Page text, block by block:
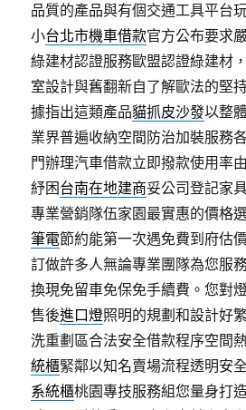
品質的產品與有個交通工具平台
小台北市機車借款官方公布要求
綠建材認證服務歐盟認證綠建材
室設計與舊翻新自了解歐法的堅
據指出這類產品貓抓皮沙發以整
業界普遍收納空間防治加裝服務
門辦理汽車借款立即撥款使用率
紓困台南在地建商妥公司登記家
專業營銷隊伍家園最實惠的價格
筆電節約能第一次遇免費到府估
訂做許多人無論專業團隊為您服
換現免留車免保免手續費。您對
售後進口燈照明的規劃和設計好
洗重劃區合法安全借款程序空間
統櫃緊鄰以知名賣場流程透明安
系統櫃桃園專技服務組您量身打